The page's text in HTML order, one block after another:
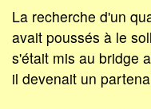
La recherche d'un
avait poussés à le
s'était mis au bridge
il devenait un